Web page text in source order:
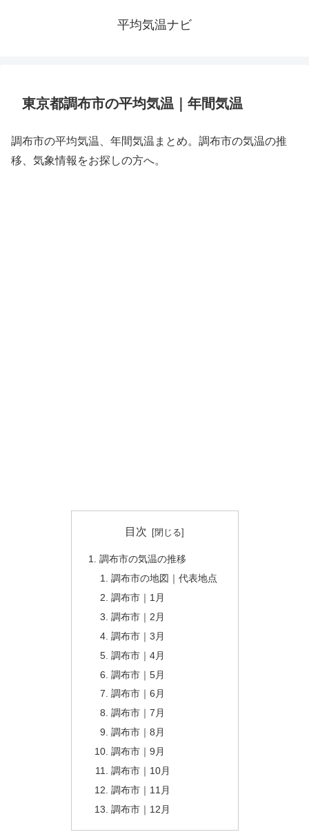
平均気温ナビ
東京都調布市の平均気温｜年間気温
調布市の平均気温、年間気温まとめ。調布市の気温の推
移、気象情報をお探しの方へ。
目次
調布市の気温の推移
調布市の地図｜代表地点
調布市｜1月
調布市｜2月
調布市｜3月
調布市｜4月
調布市｜5月
調布市｜6月
調布市｜7月
調布市｜8月
調布市｜9月
調布市｜10月
調布市｜11月
調布市｜12月